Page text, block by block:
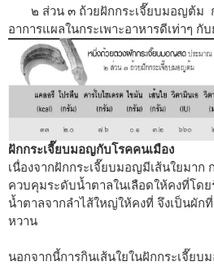
๒ ส่วน ๓ ถ้วยฝักกระเจี๊ยบมอญต้ม
อาการแผลในกระเพาะอาหารดีเท่าๆ กั
ฝักกระเจี๊ยบมอญกับโรคคนเมือง
เนื่องจากฝักกระเจี๊ยบมอญมีเส้นใยมาก
ควบคุมระดับน้ำตาลในเลือดให้คงที่โด
น้ำตาลจากลำไส้ใหญ่ให้คงที่ จึงเป็นผัก
หวาน
นอกจากนี้การกินเส้นใยในฝักกระเจี๊ยบ